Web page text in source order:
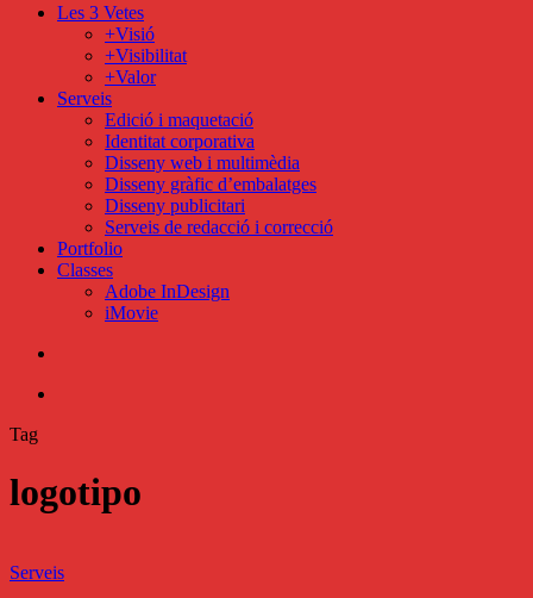
search
Menu
Les 3 Vetes
+Visió
+Visibilitat
+Valor
Serveis
Edició i maquetació
Identitat corporativa
Disseny web i multimèdia
Disseny gràfic d’embalatges
Disseny publicitari
Serveis de redacció i correcció
Portfolio
Classes
Adobe InDesign
iMovie
Tag
logotipo
d’identitat
Serveis